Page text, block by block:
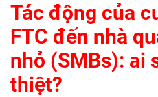
Tác động của
FTC đến nhà
nhỏ (SMBs): ai
thiệt?